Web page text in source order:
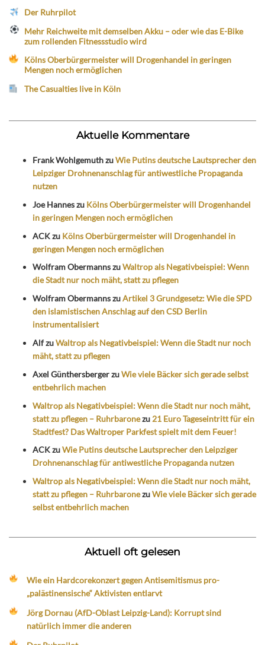
Der Ruhrpilot
Mehr Reichweite mit demselben Akku – oder wie das E-Bike
zum rollenden Fitnessstudio wird
Kölns Oberbürgermeister will Drogenhandel in geringen
Mengen noch ermöglichen
The Casualties live in Köln
Aktuelle Kommentare
Frank WohlgemuthzuWie Putins deutsche Lautsprecher den
Leipziger Drohnenanschlag für antiwestliche Propaganda
nutzen
Joe Hanneszu Kölns Oberbürgermeister will Drogenhandel
in geringen Mengen noch ermöglichen
ACKzu Kölns Oberbürgermeister will Drogenhandel in
geringen Mengen noch ermöglichen
Wolfram ObermannszuWaltrop als Negativbeispiel: Wenn
die Stadt nur noch mäht, statt zu pflegen
Wolfram ObermannszuArtikel 3 Grundgesetz: Wie die SPD
den islamistischen Anschlag auf den CSD Berlin
instrumentalisiert
AlfzuWaltrop als Negativbeispiel: Wenn die Stadt nur noch
mäht, statt zu pflegen
Axel GünthersbergerzuWie viele Bäcker sich gerade selbst
entbehrlich machen
Waltrop als Negativbeispiel: Wenn die Stadt nur noch mäht,
statt zu pflegen – Ruhrbaronezu 21 Euro Tageseintritt für ein
Stadtfest? Das Waltroper Parkfest spielt mit dem Feuer!
ACKzuWie Putins deutsche Lautsprecher den Leipziger
Drohnenanschlag für antiwestliche Propaganda nutzen
Waltrop als Negativbeispiel: Wenn die Stadt nur noch mäht,
statt zu pflegen – RuhrbaronezuWie viele Bäcker sich gerade
selbst entbehrlich machen
Aktuell oft gelesen
Wie ein Hardcorekonzert gegen Antisemitismus pro-
„palästinensische“ Aktivisten entlarvt
Jörg Dornau (AfD-Oblast Leipzig-Land): Korrupt sind
natürlich immer die anderen